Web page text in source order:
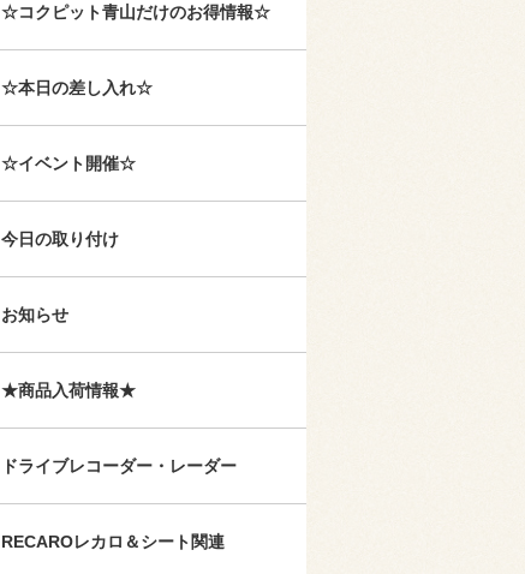
☆コクピット青山だけのお得情報☆
☆本日の差し入れ☆
☆イベント開催☆
今日の取り付け
お知らせ
★商品入荷情報★
ドライブレコーダー・レーダー
RECAROレカロ＆シート関連